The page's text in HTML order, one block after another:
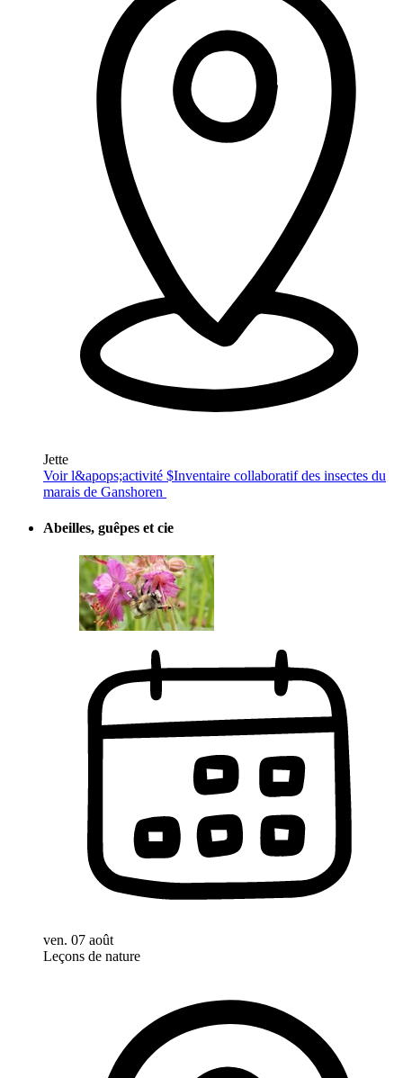
Jette
Voir l&apops;activité $Inventaire collaboratif des insectes du
marais de Ganshoren
Abeilles, guêpes et cie
ven. 07 août
Leçons de nature